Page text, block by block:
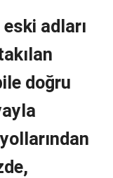
adları
doğru